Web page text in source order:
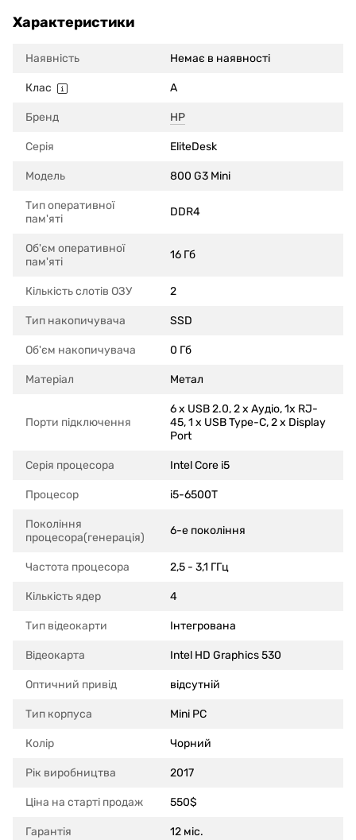
Характеристики
Наявність Немає в наявності
Клас A
Бренд HP
Серія EliteDesk
Модель 800 G3 Mini
Тип оперативної
пам'яті
DDR4
Об'єм оперативної
пам'яті
16 Гб
Кількість слотів ОЗУ 2
Тип накопичувача SSD
Об'єм накопичувача 0 Гб
Матеріал Метал
Порти підключення
6 x USB 2.0, 2 x Аудіо, 1x RJ-
45, 1 x USB Type-C, 2 x Display
Port
Серія процесора Intel Core i5
Процесор i5-6500T
Покоління
процесора(генерація)
6-е покоління
Частота процесора 2,5 - 3,1 ГГц
Кількість ядер 4
Тип відеокарти Інтегрована
Відеокарта Intel HD Graphics 530
Оптичний привід відсутній
Тип корпуса Mini PC
Колір Чорний
Рік виробництва 2017
Ціна на старті продаж 550$
Гарантія 12 міс.